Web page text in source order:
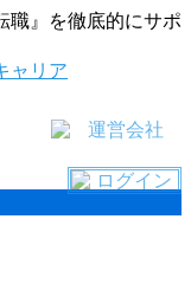
職』を徹底的にサポ